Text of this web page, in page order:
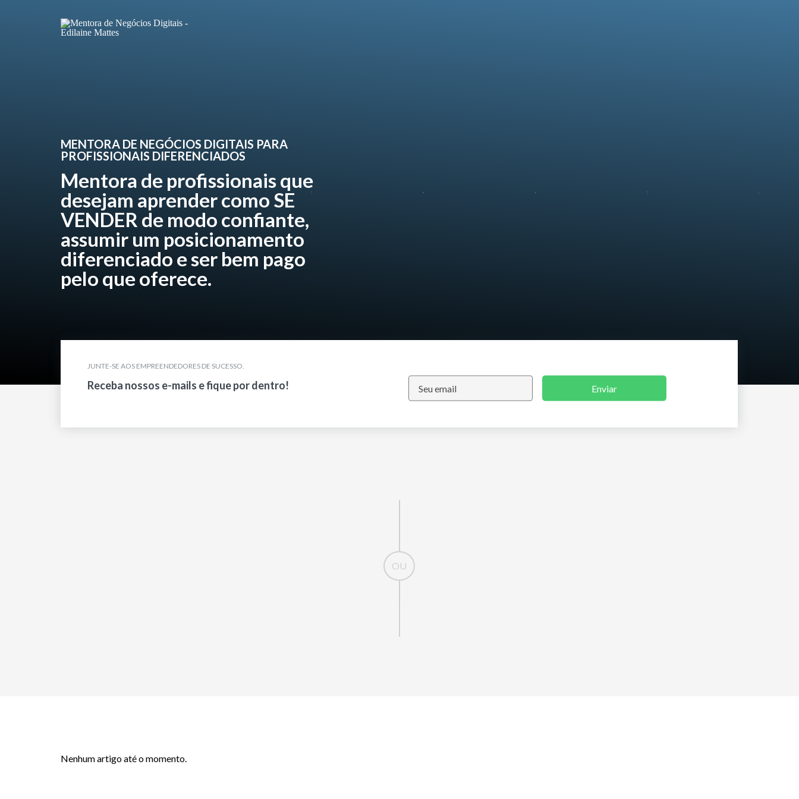
MENTORA DE NEGÓCIOS DIGITAIS PARA
PROFISSIONAIS DIFERENCIADOS
Mentora de profissionais que
desejam aprender como SE
VENDER de modo confiante,
assumir um posicionamento
diferenciado e ser bem pago
pelo que oferece.
JUNTE-SE AOS EMPREENDEDORES DE SUCESSO.
Receba nossos e-mails e fique por dentro! Enviar
Nenhum artigo até o momento.